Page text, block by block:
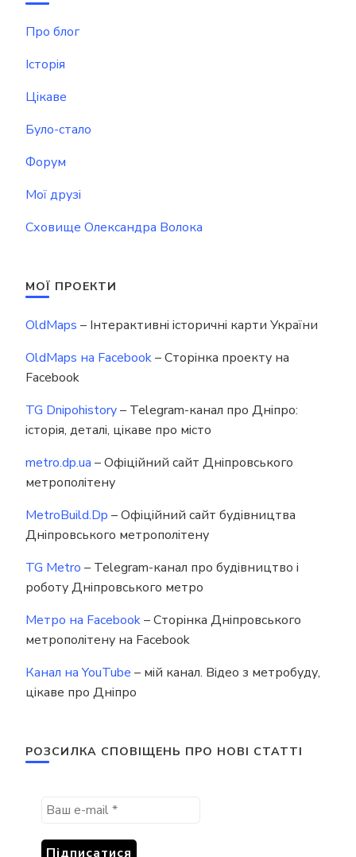
Про блог
Історія
Цікаве
Було-стало
Форум
Мої друзі
Сховище Олександра Волока
МОЇ ПРОЕКТИ
OldMaps – Інтерактивні історичні карти України
OldMaps на Facebook– Сторінка проекту на
Facebook
TG Dnipohistory– Telegram-канал про Дніпро:
історія, деталі, цікаве про місто
metro.dp.ua – Офіційний сайт Дніпровського
метрополітену
MetroBuild.Dp – Офіційний сайт будівництва
Дніпровського метрополітену
TG Metro – Telegram-канал про будівництво і
роботу Дніпровського метро
Метро на Facebook– Сторінка Дніпровського
метрополітену на Facebook
Канал на YouTube – мій канал. Відео з метробуду,
цікаве про Дніпро
РОЗСИЛКА СПОВІЩЕНЬ ПРО НОВІ СТАТТІ